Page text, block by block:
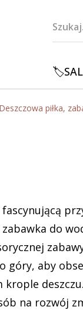
do
góry, aby
krople
na rozwój